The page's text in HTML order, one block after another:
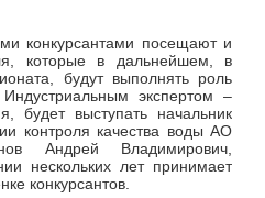
конкурсантами посещают и
которые в дальнейшем, в
будут выполнять роль
экспертом –
будет выступать начальник
контроля качества воды АО
Андрей Владимирович,
нескольких лет принимает
конкурсантов.